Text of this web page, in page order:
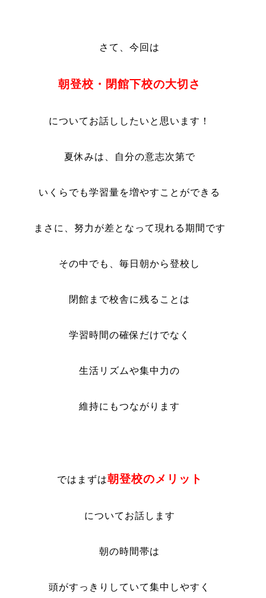
さて、今回は
朝登校・閉館下校の大切さ
についてお話ししたいと思います！
夏休みは、自分の意志次第で
いくらでも学習量を増やすことができる
まさに、努力が差となって現れる期間です
その中でも、毎日朝から登校し
閉館まで校舎に残ることは
学習時間の確保だけでなく
生活リズムや集中力の
維持にもつながります
ではまずは朝登校のメリット
についてお話します
朝の時間帯は
頭がすっきりしていて集中しやすく